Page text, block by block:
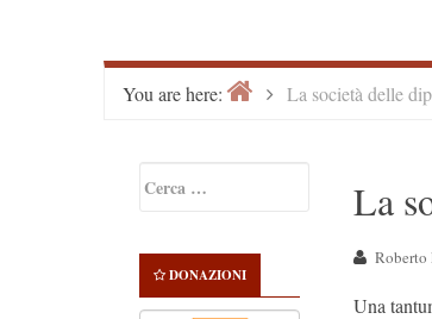
You are here: HomeLa società delle
Sidebar
per:
DONAZIONI
La
Roberto
Una